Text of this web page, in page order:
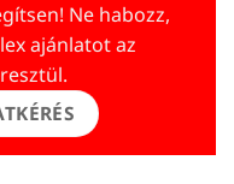
Ne habozz,
ajánlatot az